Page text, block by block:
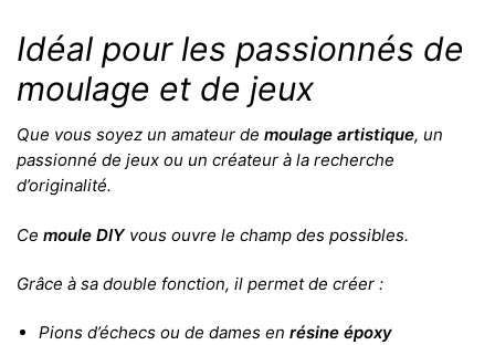
Idéal pour les passionnés de
moulage et de jeux
Que vous soyez un amateur de moulage artistique, un
passionné de jeux ou un créateur à la recherche
d’originalité.
Ce moule DIY vous ouvre le champ des possibles.
Grâce à sa double fonction, il permet de créer :
Pions d’échecs ou de dames en résine époxy